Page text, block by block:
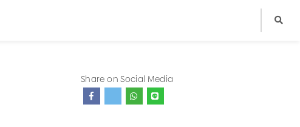
Share on Social Media